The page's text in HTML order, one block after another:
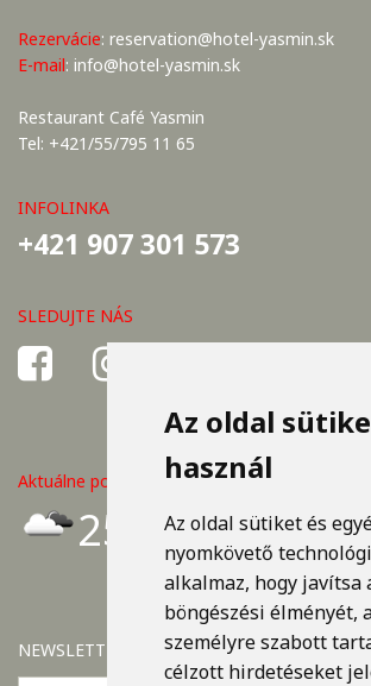
Az oldal
használ
Az oldal sütiket és
nyomkövető
alkalmaz, hogy javítsa
böngészési élményét,
személyre szabott
célzott hirdetéseket
Rezervácie: reservation@hotel-yasmin.sk
E-mail: info@hotel-yasmin.sk
Restaurant Café Yasmin
Tel: +421/55/795 11 65
INFOLINKA
+421 907 301 573
SLEDUJTE NÁS
Aktuálne počasie v Košiciach
25°C
NEWSLETTER